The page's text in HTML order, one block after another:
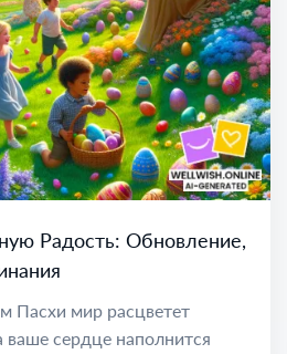
Радость: Обновление,
Пасхи мир расцветет
ваше сердце наполнится